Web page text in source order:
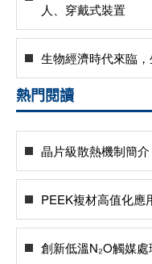
人、穿戴式裝置
生物經濟時代來臨
熱門閱讀
晶片級散熱機制簡介
PEEK複材高值化應
創新低溫N₂O觸媒